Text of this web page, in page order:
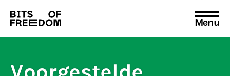
Search
for:
Menu